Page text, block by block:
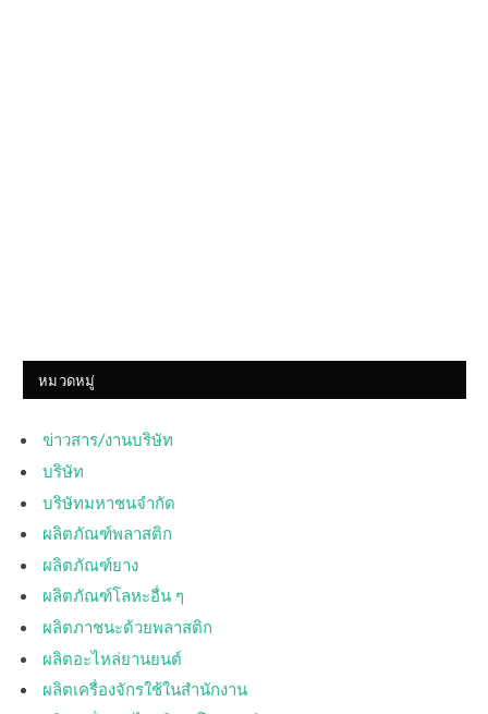
หมวดหมู่
ข่าวสาร/งานบริษัท
บริษัท
บริษัทมหาชนจำกัด
ผลิตภัณฑ์พลาสติก
ผลิตภัณฑ์ยาง
ผลิตภัณฑ์โลหะอื่น ๆ
ผลิตภาชนะด้วยพลาสติก
ผลิตอะไหล่ยานยนต์
ผลิตเครื่องจักรใช้ในสำนักงาน